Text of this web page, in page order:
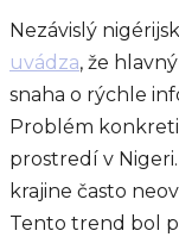
Nezávislý
uvádza, že
snaha o rýchle
Problém
prostredí v
krajine často
Tento trend bol